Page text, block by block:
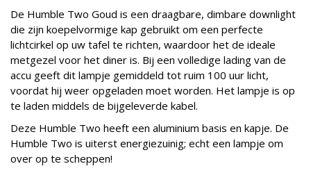
De Humble Two Goud is een draagbare, dimbare downlight
die zijn koepelvormige kap gebruikt om een ​​perfecte
lichtcirkel op uw tafel te richten, waardoor het de ideale
metgezel voor het diner is. Bij een volledige lading van de
accu geeft dit lampje gemiddeld tot ruim 100 uur licht,
voordat hij weer opgeladen moet worden. Het lampje is op
te laden middels de bijgeleverde kabel.
Deze Humble Two heeft een aluminium basis en kapje. De
Humble Two is uiterst energiezuinig; echt een lampje om
over op te scheppen!